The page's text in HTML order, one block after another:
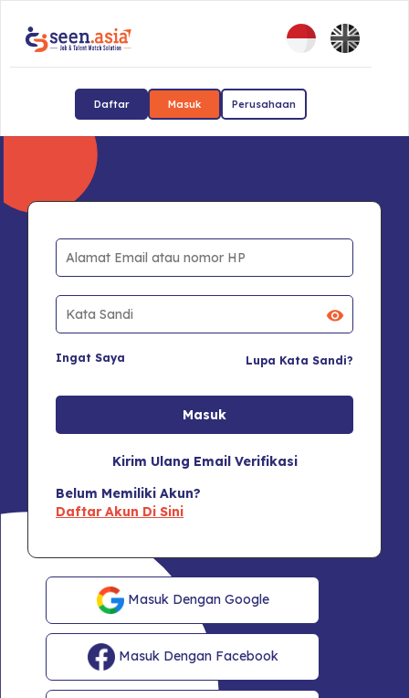
Daftar Masuk Perusahaan
Ingat Saya Lupa Kata Sandi?
Kirim Ulang Email Verifikasi
Belum Memiliki Akun?
Daftar Akun Di Sini
Masuk Dengan Google
Masuk Dengan Facebook